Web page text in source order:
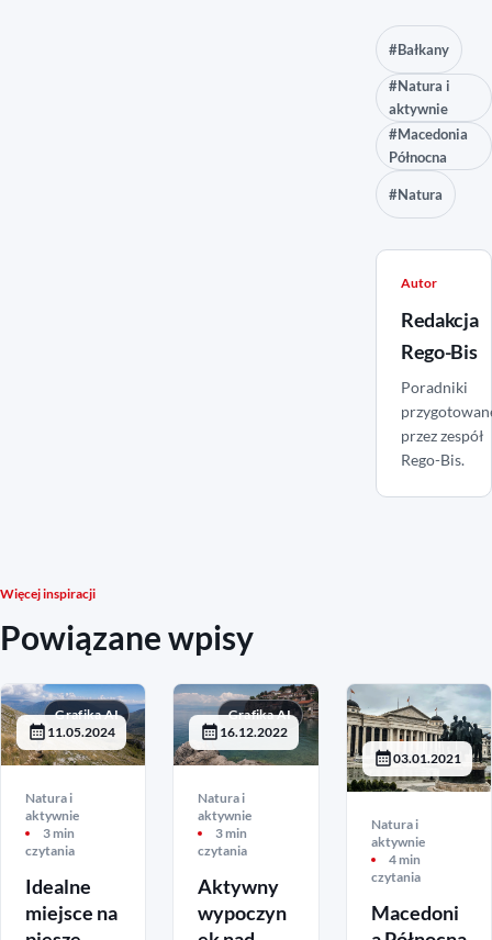
#Bałkany
#Natura i
aktywnie
#Macedonia
Północna
#Natura
Autor
Redakcja
Rego-Bis
Poradniki
przez zespół
Rego-Bis.
Więcej inspiracji
Powiązane wpisy
Grafika AI
11.05.2024
Natura i
aktywnie
3 min
czytania
Idealne
miejsce na
Grafika AI
16.12.2022
Natura i
aktywnie
3 min
czytania
Aktywny
wypoczyn
03.01.2021
Natura i
aktywnie
4 min
czytania
Macedoni